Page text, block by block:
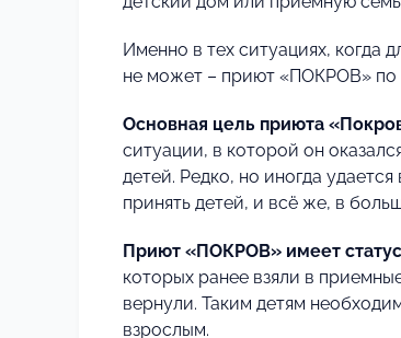
Именно в тех ситуациях, когда
не может – приют «ПОКРОВ» по
Основная цель приюта
ситуации, в которой он
детей. Редко, но иногда
принять детей, и всё же, в
Приют «ПОКРОВ» имеет
которых ранее взяли в
вернули. Таким детям
взрослым.